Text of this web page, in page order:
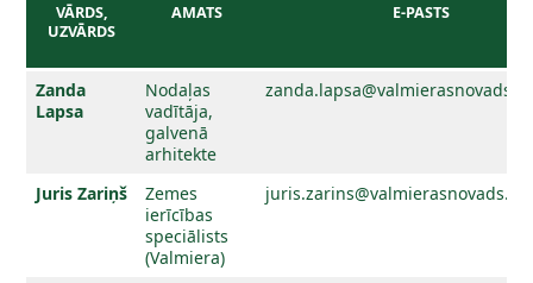
VĀRDS,
UZVĀRDS
AMATS E-PASTS
Zanda
Lapsa
Nodaļas
vadītāja,
galvenā
arhitekte
zanda.lapsa@valmierasnovads.lv
Juris Zariņš
Zemes
ierīcības
speciālists
(Valmiera)
juris.zarins@valmierasnovads.lv